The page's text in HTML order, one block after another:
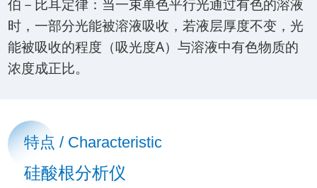
伯－比耳定律：当一束单色平行光通过有色的溶液
时，一部分光能被溶液吸收，若液层厚度不变，光
能被吸收的程度（吸光度A）与溶液中有色物质的
浓度成正比。
特点 / Characteristic
硅酸根分析仪